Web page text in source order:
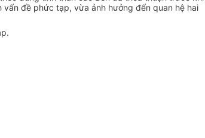
đề phức tạp, vừa ảnh hưởng đến quan hệ hai